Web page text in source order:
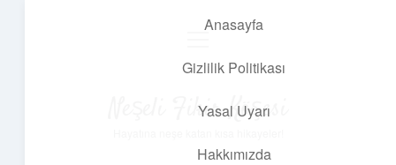
Anasayfa
Gizlilik Politikası
Yasal Uyarı
Hakkımızda
Neşeli Fikir Köşesi